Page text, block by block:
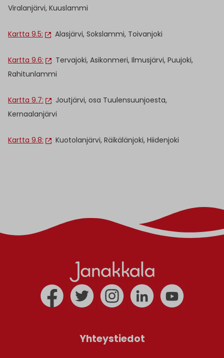
Viralanjärvi, Kuuslammi
Kartta 9.5: Alasjärvi, Sokslammi, Toivanjoki
Kartta 9.6:
Tervajoki, Asikonmeri, Ilmusjärvi, Puujoki,
Rahitunlammi
Kartta 9.7:
Joutjärvi, osa Tuulensuunjoesta,
Kernaalanjärvi
Kartta 9.8: Kuotolanjärvi, Räikälänjoki, Hiidenjoki
Yhteystiedot